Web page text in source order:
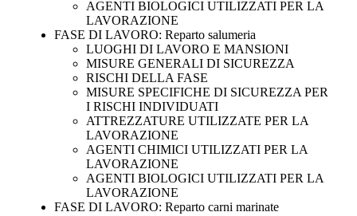
AGENTI BIOLOGICI UTILIZZATI PER LA
LAVORAZIONE
FASE DI LAVORO: Reparto salumeria
LUOGHI DI LAVORO E MANSIONI
MISURE GENERALI DI SICUREZZA
RISCHI DELLA FASE
MISURE SPECIFICHE DI SICUREZZA PER
I RISCHI INDIVIDUATI
ATTREZZATURE UTILIZZATE PER LA
LAVORAZIONE
AGENTI CHIMICI UTILIZZATI PER LA
LAVORAZIONE
AGENTI BIOLOGICI UTILIZZATI PER LA
LAVORAZIONE
FASE DI LAVORO: Reparto carni marinate